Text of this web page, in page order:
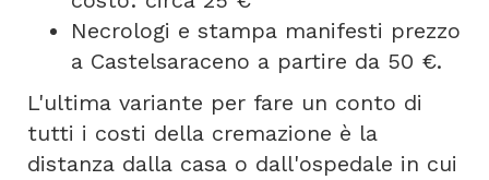
Necrologi e stampa manifesti prezzo
a Castelsaraceno a partire da 50 €.
L'ultima variante per fare un conto di
tutti i costi della cremazione è la
distanza dalla casa o dall'ospedale in cui